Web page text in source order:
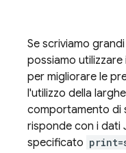
Se scriviamo
possiamo utilizzare
per migliorare le
l'utilizzo della
comportamento di
risponde con i dati
specificato